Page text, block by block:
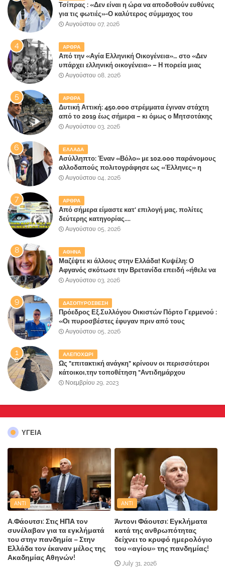
Τσίπρας : «Δεν είναι η ώρα να αποδοθούν ευθύνες
για τις φωτιές»-Ο καλύτερος σύμμαχος του
Μητσοτάκη
Αυγούστου 07, 2026
ΑΡΘΡΑ
Από την «Αγία Ελληνική Οικογένεια»… στο «Δεν
υπάρχει ελληνική οικογένεια» – Η πορεία μιας
κοινωνίας που κινδυνεύει να ξεχάσει ποια είναι
Αυγούστου 08, 2026
ΑΡΘΡΑ
Δυτική Αττική: 450.000 στρέμματα έγιναν στάχτη
από το 2019 έως σήμερα – κι όμως ο Μητσοτάκης
έλαβε 40% και 45% στις εκλογές του 2023,ενώ 50%
Αυγούστου 03, 2026
ΕΛΛΑΔΑ
Ασύλληπτο: Έναν «Βόλο» με 102.000 παράνομους
αλλοδαπούς πολιτογράφησε ως «Έλληνες» η
κυβέρνηση!
Αυγούστου 04, 2026
ΑΡΘΡΑ
Από σήμερα είμαστε κατ' επιλογή μας, πολίτες
δεύτερης κατηγορίας....
Αυγούστου 05, 2026
ΑΘΗΝΑ
Μαζέψτε κι άλλους στην Ελλάδα! Κυψέλη: Ο
Αφγανός σκότωσε την Βρετανίδα επειδή «ήθελε να
κάνει τη σύντροφό του χριστιανή»
Αυγούστου 03, 2026
ΔΑΣΟΠΥΡΟΣΒΕΣΗ
Πρόεδρος Εξ.Συλλόγου Οικιστών Πόρτο Γερμενού :
«Οι πυροσβέστες έφυγαν πριν από τους
κατοίκους»
Αυγούστου 05, 2026
ΑΛΕΠΟΧΩΡΙ
Ως "επιτακτική ανάγκη" κρίνουν οι περισσότεροι
κάτοικοι,την τοποθέτηση "Αντιδημάρχου
Παραλιακής Ζώνης" στο Δήμο Μάνδρας-Ειδυλλίας!
Νοεμβρίου 29, 2023
ΥΓΕΙΑ
ANTI
Α.Φάουτσι: Στις ΗΠΑ τον
συνέλαβαν για τα εγκλήματά
του στην πανδημία – Στην
Ελλάδα τον έκαναν μέλος της
Ακαδημίας Αθηνών!
ANTI
Άντονι Φάουτσι: Εγκλήματα
κατά της ανθρωπότητας
δείχνει το κρυφό ημερολόγιο
του «αγίου» της πανδημίας!
July 31, 2026